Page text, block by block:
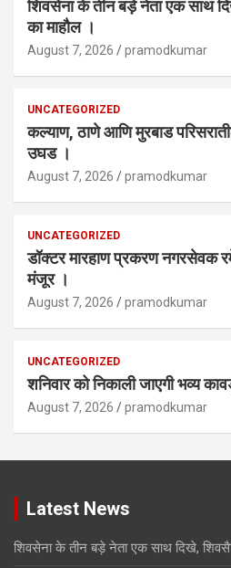
शिवसेना के तीन बड़े नेता एक साथ
का माहौल ।
August 7, 2026 pramodkumar
UNCATEGORIZED
कल्याण, ठाणे आणि मुरबाड
उघड ।
August 7, 2026 pramodkumar
UNCATEGORIZED
डॉक्टर मारहाण प्रकरण नगरसेवक
मंजूर ।
August 7, 2026 pramodkumar
UNCATEGORIZED
शनिवार को निकाली जाएगी भव्य
August 7, 2026 pramodkumar
Latest News
शिवसेना के तीन बड़े नेता एक साथ दिखे,